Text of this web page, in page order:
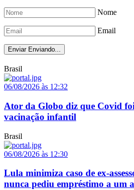
Nome
Email
Enviar Enviando...
Brasil
06/08/2026 às 12:32
Ator da Globo diz que Covid
vacinação infantil
Brasil
06/08/2026 às 12:30
Lula minimiza caso de ex-
nunca pediu empréstimo a um